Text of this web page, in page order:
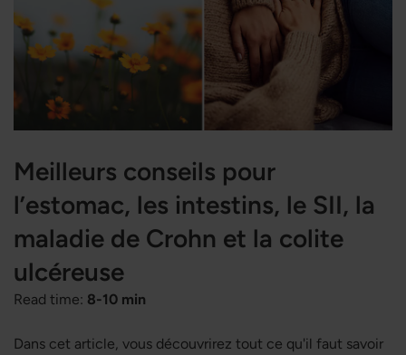
Meilleurs conseils pour
l’estomac, les intestins, le SII, la
maladie de Crohn et la colite
ulcéreuse
Read time: 8-10 min
Dans cet article, vous découvrirez tout ce qu'il faut savoir